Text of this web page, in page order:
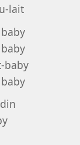
lait
baby